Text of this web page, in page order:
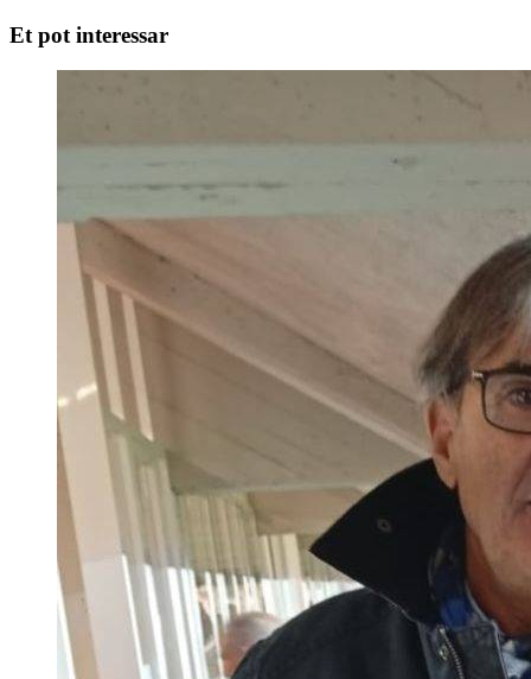
Et pot interessar